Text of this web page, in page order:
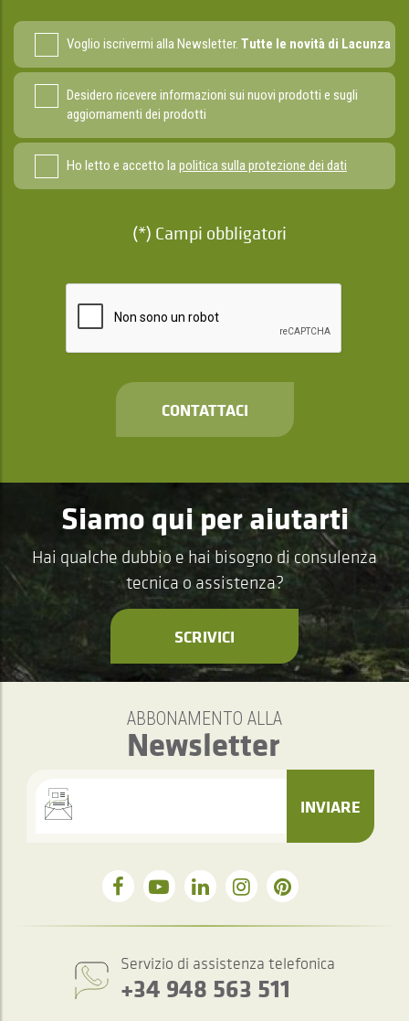
Voglio iscrivermi alla Newsletter. Tutte le novità di Lacunza
Desidero ricevere informazioni sui nuovi prodotti e sugli
aggiornamenti dei prodotti
Ho letto e accetto lapolitica sulla protezione dei dati
(*) Campi obbligatori
CONTATTACI
Siamo qui per aiutarti
Hai qualche dubbio e hai bisogno di consulenza
tecnica o assistenza?
SCRIVICI
ABBONAMENTO ALLA
Newsletter
INVIARE
Servizio di assistenza telefonica
+34 948 563 511